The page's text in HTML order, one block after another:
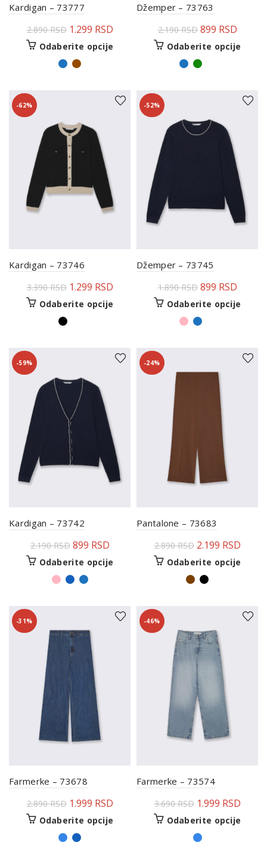
Kardigan – 73777
2.890RSD 1.299 RSD
Odaberite opcije
Džemper – 73763
2.190RSD 899 RSD
Odaberite opcije
-62%
Kardigan – 73746
3.390RSD 1.299 RSD
Odaberite opcije
-52%
Džemper – 73745
1.890RSD 899 RSD
Odaberite opcije
-59%
Kardigan – 73742
2.190RSD 899 RSD
Odaberite opcije
-24%
Pantalone – 73683
2.890RSD 2.199 RSD
Odaberite opcije
-31%
Farmerke – 73678
2.890RSD 1.999 RSD
Odaberite opcije
-46%
Farmerke – 73574
3.690RSD 1.999 RSD
Odaberite opcije